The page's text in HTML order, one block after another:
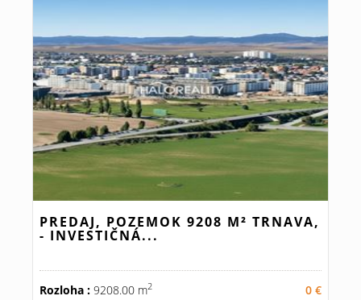
PREDAJ, POZEMOK 9208 M² TRNAVA,
- INVESTIČNÁ...
Rozloha : 9208.00 m2
0 €